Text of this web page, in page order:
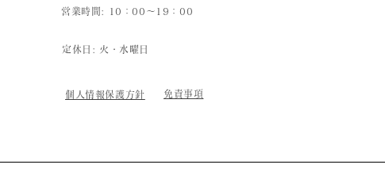
営業時間: 10：00～19：00
定休日: 火・水曜日
個人情報保護方針 免責事項